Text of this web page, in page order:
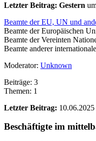
Letzter Beitrag: Gestern
Beamte der EU, UN und
Beamte der Europäischen
Beamte der Vereinten
Beamte anderer
Moderator: Unknown
Beiträge: 3
Themen: 1
Letzter Beitrag:
Beschäftigte im